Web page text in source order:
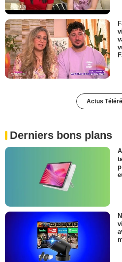
Actus
Derniers bons plans